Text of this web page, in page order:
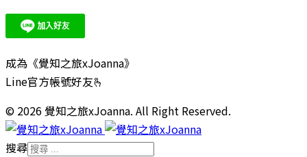
成為《覺知之旅xJoanna》
Line官方帳號好友🫰
© 2026 覺知之旅xJoanna. All Right Reserved.
搜尋